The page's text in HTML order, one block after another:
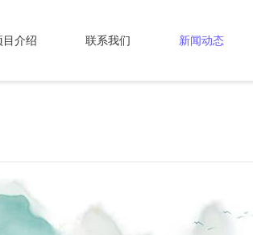
目介绍 联系我们 新闻动态